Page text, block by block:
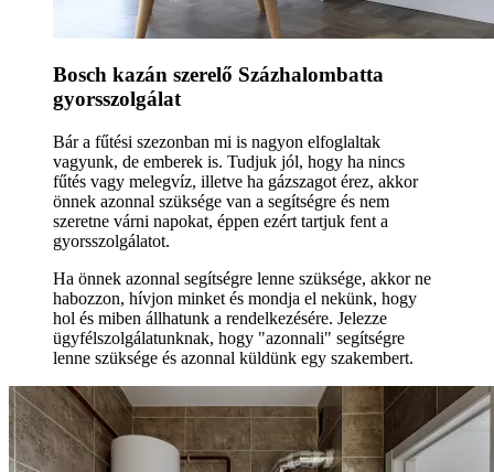
Bosch kazán szerelő Százhalombatta
gyorsszolgálat
Bár a fűtési szezonban mi is nagyon elfoglaltak
vagyunk, de emberek is. Tudjuk jól, hogy ha nincs
fűtés vagy melegvíz, illetve ha gázszagot érez, akkor
önnek azonnal szüksége van a segítségre és nem
szeretne várni napokat, éppen ezért tartjuk fent a
gyorsszolgálatot.
Ha önnek azonnal segítségre lenne szüksége, akkor ne
habozzon, hívjon minket és mondja el nekünk, hogy
hol és miben állhatunk a rendelkezésére. Jelezze
ügyfélszolgálatunknak, hogy "azonnali" segítségre
lenne szüksége és azonnal küldünk egy szakembert.